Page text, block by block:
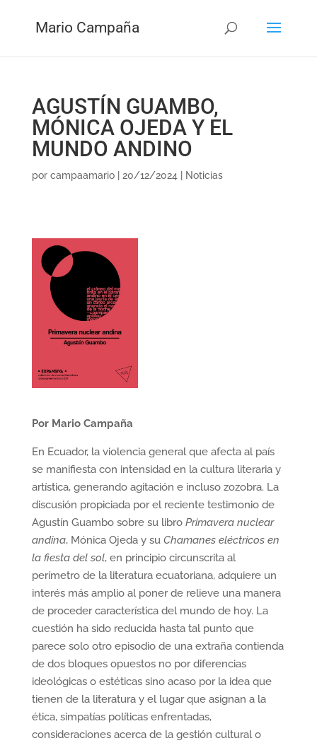
Mario Campaña
AGUSTÍN GUAMBO,
MÓNICA OJEDA Y EL
MUNDO ANDINO
por campaamario| 20/12/2024 Noticias
Por Mario Campaña
En Ecuador, la violencia general que afecta al país
se manifiesta con intensidad en la cultura literaria y
artística, generando agitación e incluso zozobra. La
discusión propiciada por el reciente testimonio de
Agustín Guambo sobre su libro Primavera nuclear
andina, Mónica Ojeda y su Chamanes eléctricos en
la fiesta del sol, en principio circunscrita al
perímetro de la literatura ecuatoriana, adquiere un
interés más amplio al poner de relieve una manera
de proceder característica del mundo de hoy. La
cuestión ha sido reducida hasta tal punto que
parece solo otro episodio de una extraña contienda
de dos bloques opuestos no por diferencias
ideológicas o estéticas sino acaso por la idea que
tienen de la literatura y el lugar que asignan a la
ética, simpatías políticas enfrentadas,
consideraciones acerca de la gestión cultural o